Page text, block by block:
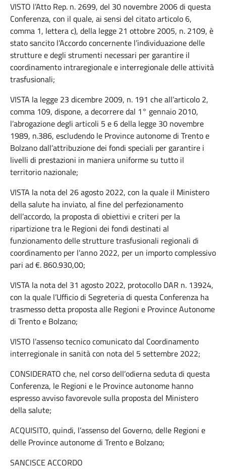
VISTO l’Atto Rep. n. 2699, del 30 novembre 2006 di questa
Conferenza, con il quale, ai sensi del citato articolo 6,
comma 1, lettera c), della legge 21 ottobre 2005, n. 2109, è
stato sancito l’Accordo concernente l’individuazione delle
strutture e degli strumenti necessari per garantire il
coordinamento intraregionale e interregionale delle attività
trasfusionali;
VISTA la legge 23 dicembre 2009, n. 191 che all’articolo 2,
comma 109, dispone, a decorrere dal 1° gennaio 2010,
l’abrogazione degli articoli 5 e 6 della legge 30 novembre
1989, n.386, escludendo le Province autonome di Trento e
Bolzano dall’attribuzione dei fondi speciali per garantire i
livelli di prestazioni in maniera uniforme su tutto il
territorio nazionale;
VISTA la nota del 26 agosto 2022, con la quale il Ministero
della salute ha inviato, al fine del perfezionamento
dell’accordo, la proposta di obiettivi e criteri per la
ripartizione tra le Regioni dei fondi destinati al
funzionamento delle strutture trasfusionali regionali di
coordinamento per l’anno 2022, per un importo complessivo
pari ad €. 860.930,00;
VISTA la nota del 31 agosto 2022, protocollo DAR n. 13924,
con la quale l’Ufficio di Segreteria di questa Conferenza ha
trasmesso detta proposta alle Regioni e Province Autonome
di Trento e Bolzano;
VISTO l’assenso tecnico comunicato dal Coordinamento
interregionale in sanità con nota del 5 settembre 2022;
CONSIDERATO che, nel corso dell’odierna seduta di questa
Conferenza, le Regioni e le Province autonome hanno
espresso avviso favorevole sulla proposta del Ministero
della salute;
ACQUISITO, quindi, l’assenso del Governo, delle Regioni e
delle Province autonome di Trento e Bolzano;
SANCISCE ACCORDO